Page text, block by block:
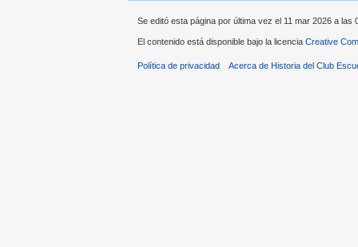
Se editó esta página por última vez el 11 mar 2026 a las
El contenido está disponible bajo la licencia Creative
Política de privacidad Acerca de Historia del Club